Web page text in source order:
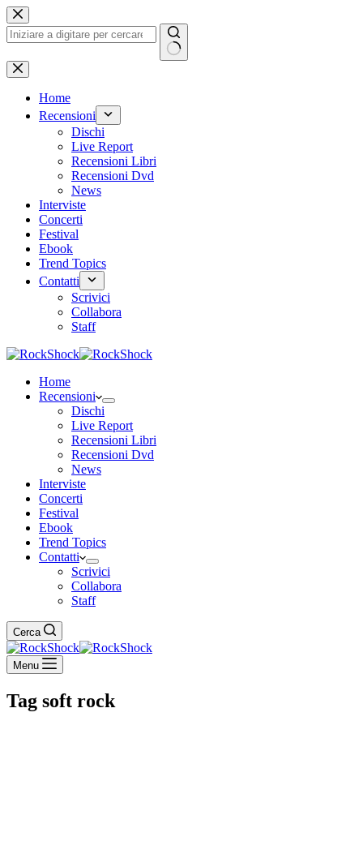
Salta
al
contenuto
Nessun
risultato
Home
Recensioni
Dischi
Live Report
Recensioni Libri
Recensioni Dvd
News
Interviste
Concerti
Festival
Ebook
Trend Topics
Contatti
Scrivici
Collabora
Staff
Home
Recensioni
Dischi
Live Report
Recensioni Libri
Recensioni Dvd
News
Interviste
Concerti
Festival
Ebook
Trend Topics
Contatti
Scrivici
Collabora
Staff
Cerca
Menu
Tag soft rock